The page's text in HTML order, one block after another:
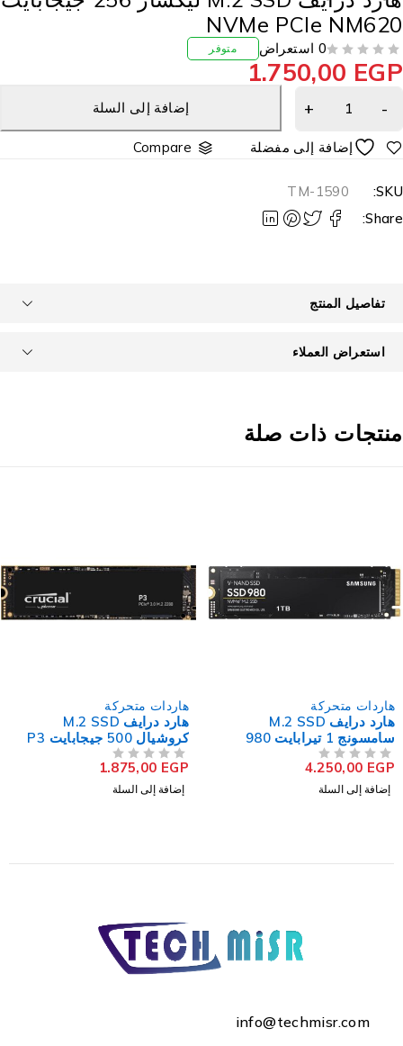
NVMe PCIe
0 استعراض متوفر
1.750,00
إضافة إلى السلة
Compare
TM-1590
تفاصيل المنتج
استعراض العملاء
ذات صلة
هاردات متحركة
هارد درايف M.2 SSD
سامسونج 1 تيرابايت 980
NVMe PCIe
4.250,00EGP
إضافة إلى السلة
هاردات متحركة
هارد درايف M.2 SSD
كروشيال 500 جيجابايت P3
NVMe PCIe
1.875,00EGP
إضافة إلى السلة
info@techmisr.com